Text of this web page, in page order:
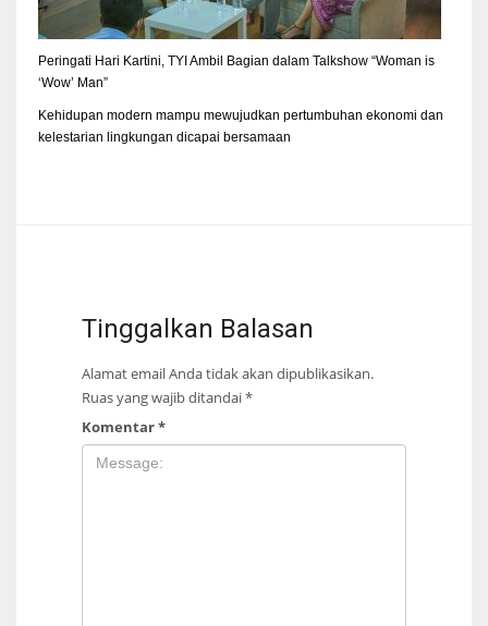
Peringati Hari Kartini, TYI Ambil Bagian dalam Talkshow “Woman is
‘Wow’ Man”
Kehidupan modern mampu mewujudkan pertumbuhan ekonomi dan
kelestarian lingkungan dicapai bersamaan
Tinggalkan Balasan
Alamat email Anda tidak akan dipublikasikan.
Ruas yang wajib ditandai*
Komentar*